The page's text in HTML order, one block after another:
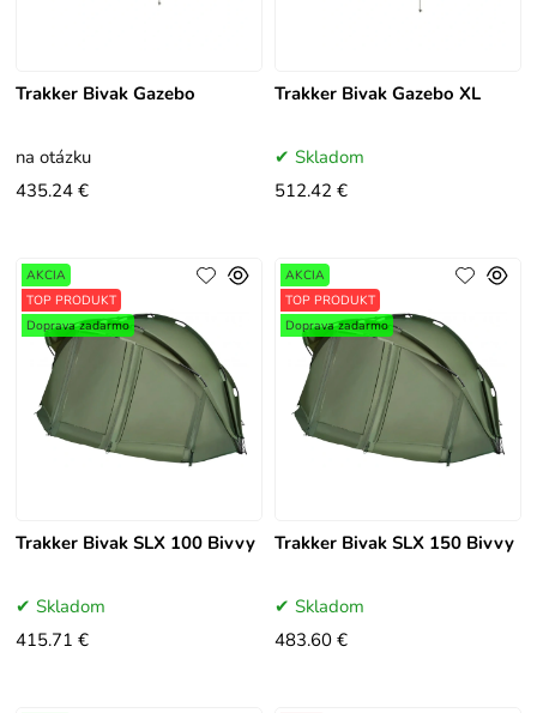
Trakker Bivak Gazebo
na otázku
435.24 €
Trakker Bivak Gazebo XL
Skladom
512.42 €
Trakker Bivak SLX 100 Bivvy
AKCIA
TOP PRODUKT
Doprava zadarmo
Skladom
415.71 €
Trakker Bivak SLX 150 Bivvy
AKCIA
TOP PRODUKT
Doprava zadarmo
Skladom
483.60 €